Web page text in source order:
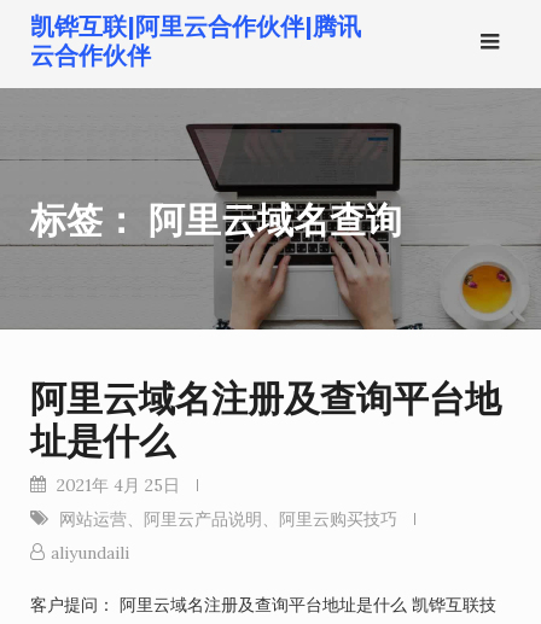
到
凯铧互联|阿里云合作伙伴|腾讯
云合作伙伴
标签： 阿里云域名查询
阿里云域名注册及查询平台地
址是什么
2021年 4月 25日
网站运营、 阿里云产品说明、 阿里云购买技巧
aliyundaili
客户提问： 阿里云域名注册及查询平台地址是什么 凯铧互联技